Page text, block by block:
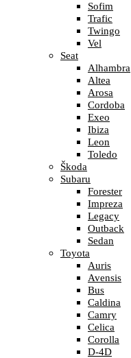
Sofim
Trafic
Twingo
Vel
Seat
Alhambra
Altea
Arosa
Cordoba
Exeo
Ibiza
Leon
Toledo
Škoda
Subaru
Forester
Impreza
Legacy
Outback
Sedan
Toyota
Auris
Avensis
Bus
Caldina
Camry
Celica
Corolla
D-4D